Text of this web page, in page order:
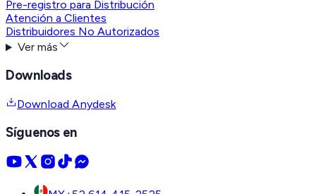
Pre-registro para Distribución
Atención a Clientes
Distribuidores No Autorizados
Ver más
Downloads
Download Anydesk
Síguenos en